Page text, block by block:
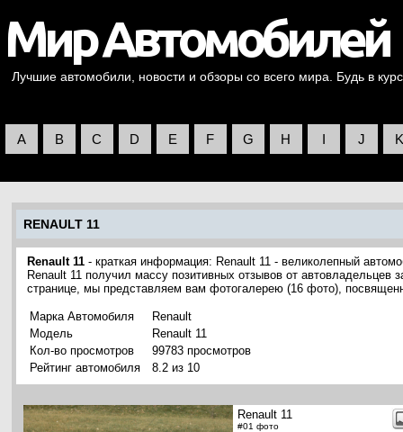
Лучшие автомобили, новости и обзоры со всего мира. Будь в
A B C D E F G H I J K
RENAULT 11
Renault 11 - краткая информация: Renault 11 - великолепный
Renault 11 получил массу позитивных отзывов от автовладельцев
странице, мы представляем вам фотогалерею (16 фото),
Марка Автомобиля
Renault
Модель
Renault 11
Кол-во просмотров
99783 просмотров
Рейтинг автомобиля
8.2 из 10
Renault 11
#01 фото